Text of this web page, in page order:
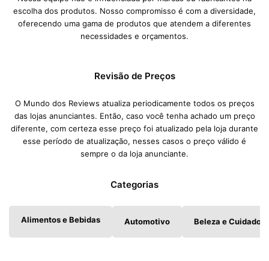
escolha dos produtos. Nosso compromisso é com a diversidade,
oferecendo uma gama de produtos que atendem a diferentes
necessidades e orçamentos.
Revisão de Preços
O Mundo dos Reviews atualiza periodicamente todos os preços
das lojas anunciantes. Então, caso você tenha achado um preço
diferente, com certeza esse preço foi atualizado pela loja durante
esse período de atualização, nesses casos o preço válido é
sempre o da loja anunciante.
Categorias
Alimentos e Bebidas Automotivo Beleza e Cuidados